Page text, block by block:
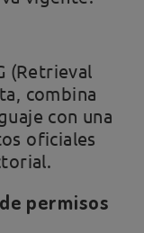
(Retrieval
combina
con una
oficiales
permisos